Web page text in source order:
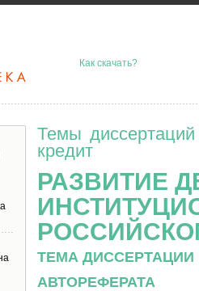
Как скачать?
Темы
кредит
РАЗВИТИЕ
ТЕМА
АВТОРЕФЕРАТА